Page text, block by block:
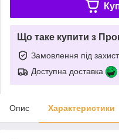
Що таке купити з
Замовлення під
Доступна доставка
Опис Характеристики